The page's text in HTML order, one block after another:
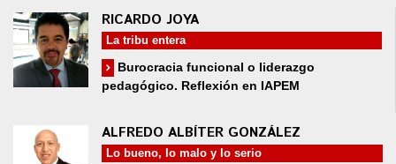
RICARDO JOYA
La tribu entera
Burocracia funcional o liderazgo
pedagógico. Reflexión en IAPEM
ALFREDO ALBÍTER GONZÁLEZ
Lo bueno, lo malo y lo serio